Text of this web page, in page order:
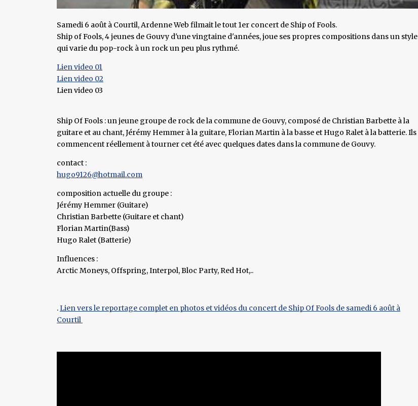
Samedi 6 août à Courtil, Ardenne Web filmait le tout 1er concert de Ship of Fools.
Ship of Fools, 4 jeunes de Gouvy d'une vingtaine d'années, joue ses propres compositions dans un style
qui varie du pop-rock à un rock un peu plus rythmé.
Lien video 01
Lien video 02
Lien video 03
Ship Of Fools : un jeune groupe de rock de la commune de Gouvy, composé de Christian Barbette à la
guitare et au chant, Jérémy Hemmer à la guitare, Florian Martin à la basse et Hugo Ralet à la batterie. Ils
commencent réellement à tourner cet été avec quelques dates dans la commune de Gouvy.
contact :
hugo9126@hotmail.com
composition actuelle du groupe :
Jérémy Hemmer (Guitare)
Christian Barbette (Guitare et chant)
Florian Martin(Bass)
Hugo Ralet (Batterie)
Influences :
Arctic Moneys, Offspring, Interpol, Bloc Party, Red Hot,..
.Lien vers le reportage complet en photos et vidéos du concert de Ship Of Fools de samedi 6 août à
Courtil